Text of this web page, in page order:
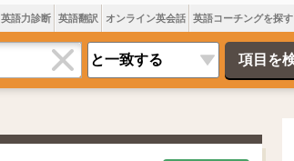
英語力診断 英語翻訳 オンライン英会話 英語コーチングを探す